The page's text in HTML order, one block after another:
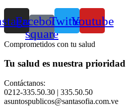
Facebook-
square
TwitterYoutube
Comprometidos con tu salud
Tu salud es nuestra prioridad
Contáctanos:
0212-335.50.30 | 335.50.50
asuntospublicos@santasofia.com.ve